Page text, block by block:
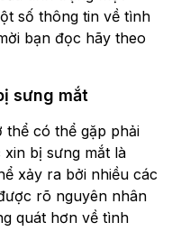
số thông tin về tình
bạn đọc hãy theo
sưng mắt
thể có thể gặp phải
bị sưng mắt là
xảy ra bởi nhiều các
rõ nguyên nhân
quát hơn về tình